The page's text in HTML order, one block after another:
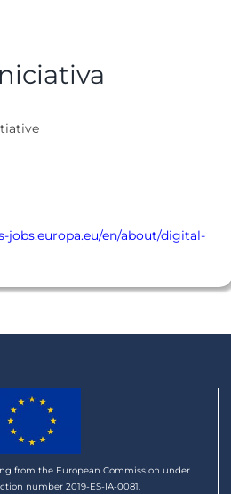
jobs.europa.eu/en/about/digital-
from the European Commission under
number 2019-ES-IA-0081.